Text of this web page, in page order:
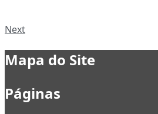
Next
Mapa do Site
Páginas